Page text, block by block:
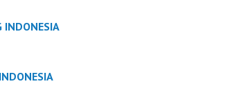
INDONESIA